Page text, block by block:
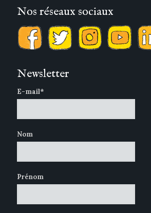
Nos réseaux sociaux
Newsletter
E-mail*
Nom
Prénom